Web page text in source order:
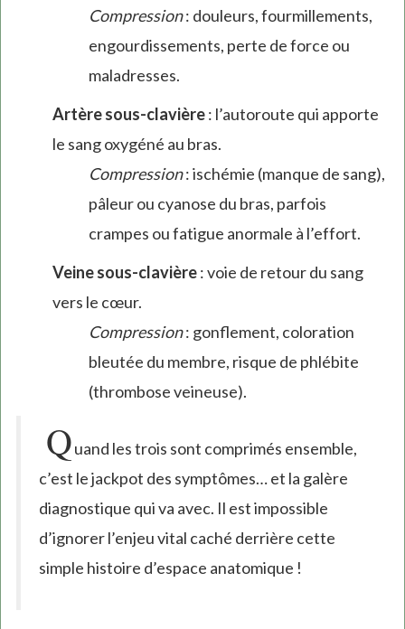
Compression: douleurs, fourmillements,
engourdissements, perte de force ou
maladresses.
Artère sous-clavière: l’autoroute qui apporte
le sang oxygéné au bras.
Compression: ischémie (manque de sang),
pâleur ou cyanose du bras, parfois
crampes ou fatigue anormale à l’effort.
Veine sous-clavière: voie de retour du sang
vers le cœur.
Compression: gonflement, coloration
bleutée du membre, risque de phlébite
(thrombose veineuse).
Quand les trois sont comprimés ensemble,
c’est le jackpot des symptômes… et la galère
diagnostique qui va avec. Il est impossible
d’ignorer l’enjeu vital caché derrière cette
simple histoire d’espace anatomique !